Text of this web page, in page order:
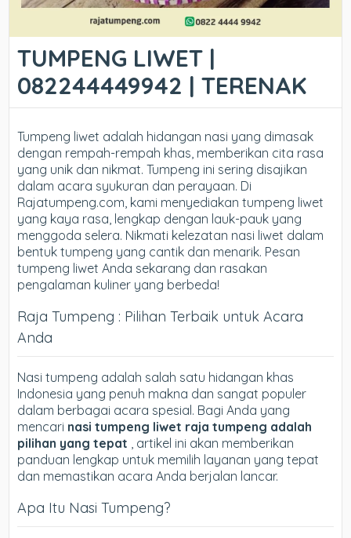
TUMPENG LIWET |
082244449942 | TERENAK
Tumpeng liwet adalah hidangan nasi yang dimasak
dengan rempah-rempah khas, memberikan cita rasa
yang unik dan nikmat. Tumpeng ini sering disajikan
dalam acara syukuran dan perayaan. Di
Rajatumpeng.com, kami menyediakan tumpeng liwet
yang kaya rasa, lengkap dengan lauk-pauk yang
menggoda selera. Nikmati kelezatan nasi liwet dalam
bentuk tumpeng yang cantik dan menarik. Pesan
tumpeng liwet Anda sekarang dan rasakan
pengalaman kuliner yang berbeda!
Raja Tumpeng : Pilihan Terbaik untuk Acara
Anda
Nasi tumpeng adalah salah satu hidangan khas
Indonesia yang penuh makna dan sangat populer
dalam berbagai acara spesial. Bagi Anda yang
mencari nasi tumpeng liwet raja tumpeng adalah
pilihan yang tepat , artikel ini akan memberikan
panduan lengkap untuk memilih layanan yang tepat
dan memastikan acara Anda berjalan lancar.
Apa Itu Nasi Tumpeng?